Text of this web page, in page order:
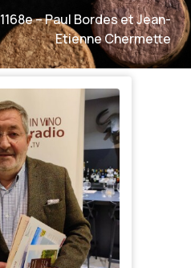
1168e – Paul Bordes et Jean-
Etienne Chermette